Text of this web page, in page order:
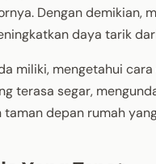
Dengan demikian,
daya tarik
miliki, mengetahui
terasa segar,
depan rumah